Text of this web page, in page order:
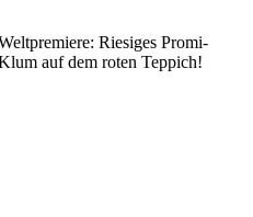
Riesiges Promi-
auf dem roten Teppich!